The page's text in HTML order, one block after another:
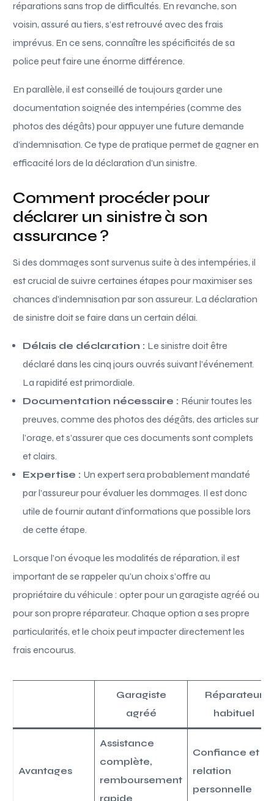
réparations sans trop de difficultés. En revanche, son
voisin, assuré au tiers, s’est retrouvé avec des frais
imprévus. En ce sens, connaître les spécificités de sa
police peut faire une énorme différence.
En parallèle, il est conseillé de toujours garder une
documentation soignée des intempéries (comme des
photos des dégâts) pour appuyer une future demande
d’indemnisation. Ce type de pratique permet de gagner en
efficacité lors de la déclaration d’un sinistre.
Comment procéder pour
déclarer un sinistre à son
assurance ?
Si des dommages sont survenus suite à des intempéries, il
est crucial de suivre certaines étapes pour maximiser ses
chances d’indemnisation par son assureur. La déclaration
de sinistre doit se faire dans un certain délai.
Délais de déclaration : Le sinistre doit être
déclaré dans les cinq jours ouvrés suivant l’événement.
La rapidité est primordiale.
Documentation nécessaire : Réunir toutes les
preuves, comme des photos des dégâts, des articles sur
l’orage, et s’assurer que ces documents sont complets
et clairs.
Expertise : Un expert sera probablement mandaté
par l’assureur pour évaluer les dommages. Il est donc
utile de fournir autant d’informations que possible lors
de cette étape.
Lorsque l’on évoque les modalités de réparation, il est
important de se rappeler qu’un choix s’offre au
propriétaire du véhicule : opter pour un garagiste agréé ou
pour son propre réparateur. Chaque option a ses propre
particularités, et le choix peut impacter directement les
frais encourus.
Garagiste
agréé
Réparateur
habituel
Avantages
Assistance
complète,
remboursement
rapide
Confiance et
relation
personnelle